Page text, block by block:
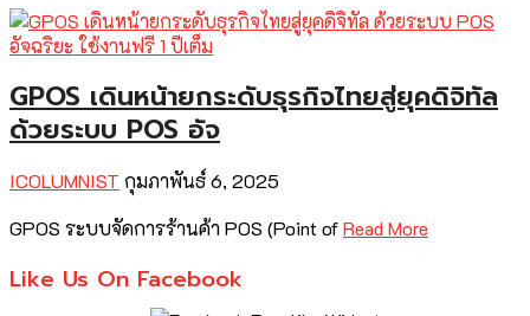
GPOS เดินหน้ายกระดับธุรกิจไทยสู่ยุคดิจิทัล
ด้วยระบบ POS อัจ
ICOLUMNIST กุมภาพันธ์ 6, 2025
GPOS ระบบจัดการร้านค้า POS (Point ofRead More
Like Us On Facebook